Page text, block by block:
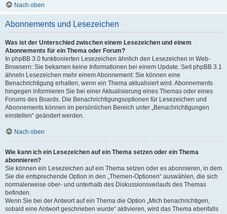
Nach oben
Abonnements und Lesezeichen
Was ist der Unterschied zwischen einem Lesezeichen und einem
Abonnements für ein Thema oder Forum?
In phpBB 3.0 funktionierten Lesezeichen ähnlich den Lesezeichen in Web-
Browsern: Sie bekamen keine Informationen bei einem Update. Seit phpBB 3.1
ähneln Lesezeichen mehr einem Abonnement: Sie können eine
Benachrichtigung erhalten, wenn ein Thema aktualisiert wird. Abonnements
hingegen informieren Sie bei einer Aktualisierung eines Themas oder eines
Forums des Boards. Die Benachrichtigungsoptionen für Lesezeichen und
Abonnements können im persönlichen Bereich unter „Benachrichtigungen
einstellen“ geändert werden.
Nach oben
Wie kann ich ein Lesezeichen auf ein Thema setzen oder ein Thema
abonnieren?
Sie können ein Lesezeichen auf ein Thema setzen oder es abonnieren, in dem
Sie die entsprechende Option in den „Themen-Optionen“ auswählen, die sich
normalerweise ober- und unterhalb des Diskussionsverlaufs des Themas
befinden.
Wenn Sie bei der Antwort auf ein Thema die Option „Mich benachrichtigen,
sobald eine Antwort geschrieben wurde“ aktivieren, wird das Thema ebenfalls